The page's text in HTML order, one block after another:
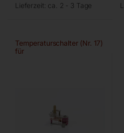
Lieferzeit: ca. 2 - 3 Tage
Temperaturschalter (Nr. 17)
für